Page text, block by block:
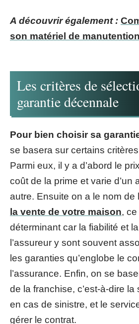
A découvrir également :
son matériel de
Les critères de
garantie décennale
Pour bien choisir sa
se basera sur certains
Parmi eux, il y a d’abord le
coût de la prime et varie d’un
autre. Ensuite on a le nom de
la vente de votre maison,
déterminant car la fiabilité et
l’assureur y sont souvent
les garanties qu’englobe le
l’assurance. Enfin, on se
de la franchise, c’est-à-dire
en cas de sinistre, et le
gérer le contrat.